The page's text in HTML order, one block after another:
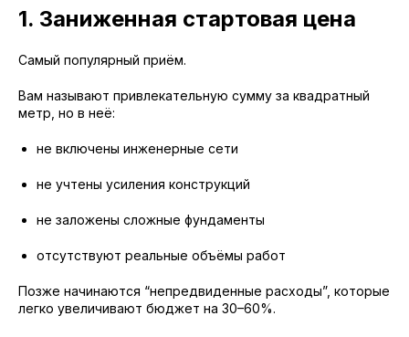
1. Заниженная стартовая цена
Самый популярный приём.
Вам называют привлекательную сумму за квадратный
метр, но в неё:
не включены инженерные сети
не учтены усиления конструкций
не заложены сложные фундаменты
отсутствуют реальные объёмы работ
Позже начинаются “непредвиденные расходы”, которые
легко увеличивают бюджет на 30–60%.